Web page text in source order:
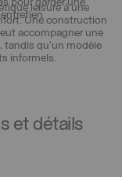
pour garder une
leisure à une
Une construction
accompagner une
tandis qu’un modèle
informels.
et détails